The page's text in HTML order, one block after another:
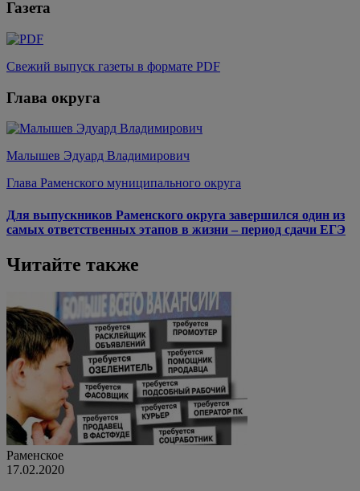
Газета
Свежий выпуск газеты в формате PDF
Глава округа
Малышев Эдуард Владимирович
Глава Раменского муниципального округа
Для выпускников Раменского округа завершился один из
самых ответственных этапов в жизни – период сдачи ЕГЭ
Читайте также
Раменское
17.02.2020